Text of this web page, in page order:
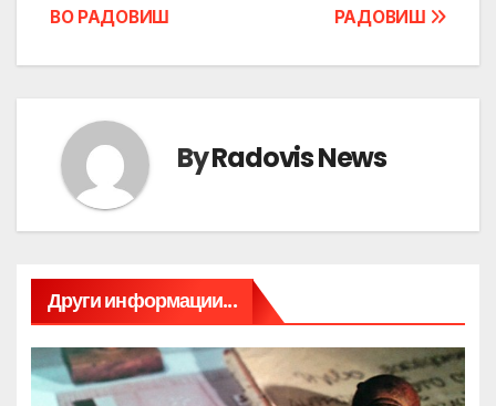
РАДОВИШ
ВО РАДОВИШ
ByRadovis News
Други информации...